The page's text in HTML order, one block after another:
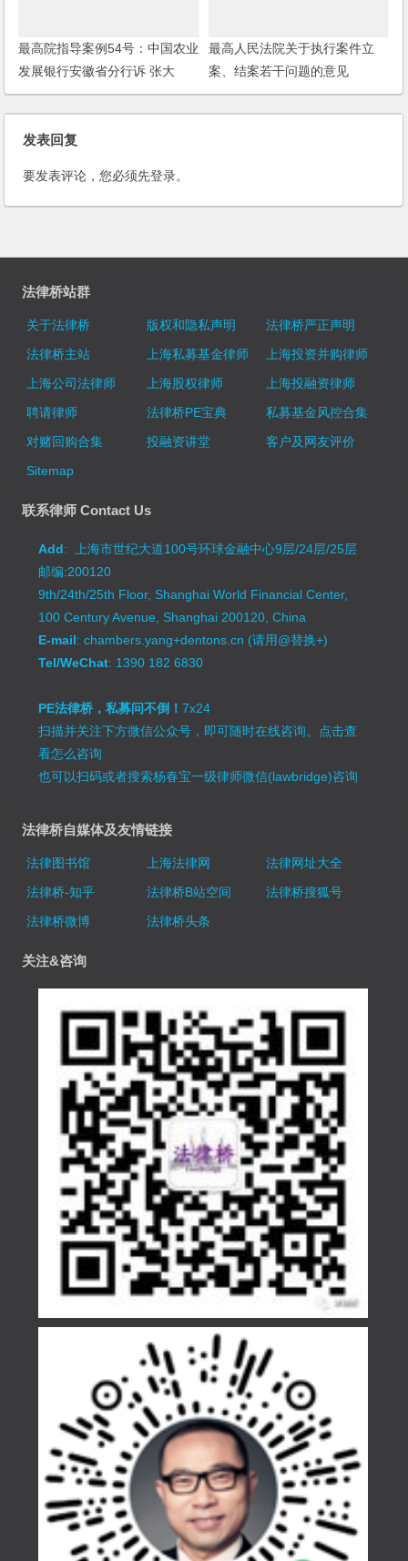
最高院指导案例54号：中国农业
发展银行安徽省分行诉 张大
标、安徽长江融资担保集团有限
公司执行异议之诉纠纷案
最高人民法院关于执行案件立
案、结案若干问题的意见
发表回复
要发表评论，您必须先登录。
法律桥站群
关于法律桥 版权和隐私声明
法律桥严正声明
法律桥主站
上海私募基金律师
上海投资并购律师
上海公司法律师
上海股权律师
上海投融资律师
聘请律师
法律桥PE宝典
私募基金风控合集
对赌回购合集
投融资讲堂
客户及网友评价
Sitemap
联系律师 Contact Us
Add: 上海市世纪大道100号环球金融中心9层/24层/25层
邮编:200120
9th/24th/25th Floor, Shanghai World Financial Center,
100 Century Avenue, Shanghai 200120, China
E-mail: chambers.yang+dentons.cn (请用@替换+)
Tel/WeChat: 1390 182 6830
PE法律桥，私募问不倒！7x24
扫描并关注下方微信公众号，即可随时在线咨询。 点击查
看怎么咨询
也可以扫码或者搜索杨春宝一级律师微信(lawbridge)咨询
法律桥自媒体及友情链接
法律图书馆 上海法律网
法律网址大全
法律桥-知乎
法律桥B站空间
法律桥搜狐号
法律桥微博
法律桥头条
关注&咨询